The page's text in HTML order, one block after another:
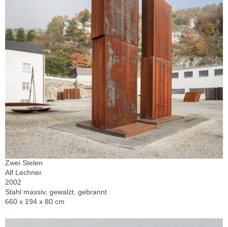
Zwei Stelen
Alf Lechner
2002
Stahl massiv, gewalzt, gebrannt
660 x 194 x 80 cm